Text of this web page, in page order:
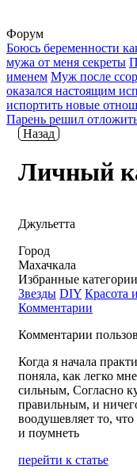
Форум
Боюсь беременности
мужа от меня секреты
именем Муж после
оказался настоящим
испортить новые
Парень решил
Назад
Личный
Джульетта
Город
Махачкала
Избранные категории
Звезды DIY Красота
Комментарии
Комментарии
Когда я начала
поняла, как легко
сильным, Согласно
правильным, и
воодушевляет то,
и поумнеть
перейти к статье